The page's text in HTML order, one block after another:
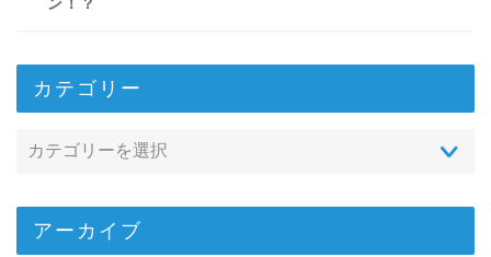
ン！？
カテゴリー
アーカイブ